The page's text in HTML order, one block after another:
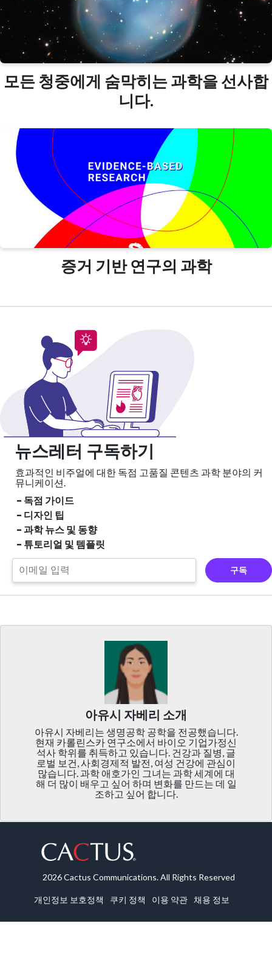
모든 청중에게 숨막히는 과학을 선사합
니다.
증거 기반 연구의 과학
뉴스레터 구독하기
효과적인 비주얼에 대한 독점 고품질 콘텐츠 과학 분야의 커
뮤니케이션.
- 독점 가이드
- 디자인 팁
- 과학 뉴스 및 동향
- 튜토리얼 및 템플릿
구독
아유시 자베리 소개
아유시 자베리는 생명공학 공학을 전공했습니다.
현재 카롤린스카 연구소에서 바이오 기업가정신
석사 학위를 취득하고 있습니다. 건강과 질병, 글
로벌 보건, 사회경제적 발전, 여성 건강에 관심이
많습니다. 과학 애호가인 그녀는 과학 세계에 대
해 더 많이 배우고 싶어 하며 변화를 만드는 데 일
조하고 싶어 합니다.
2026 Cactus Communications. All Rights Reserved
개인정보 보호정책 쿠키 정책 이용 약관 채용 정보